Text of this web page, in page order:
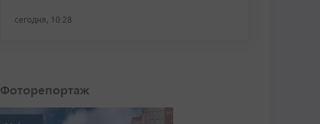
сегодня, 10:28
Фоторепортаж